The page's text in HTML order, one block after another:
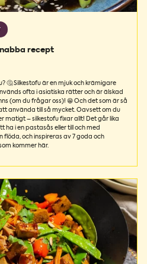
recept
🤔 Silkestofu är en mjuk och krämigare
ofta i asiatiska rätter och är älskad
(om du frågar oss)! 😁 Och det som är så
använda till så mycket. Oavsett om du
matigt – silkestofu fixar allt! Det går lika
ha i en pastasås eller till och med
flöda, och inspireras av 7 goda och
kommer här.